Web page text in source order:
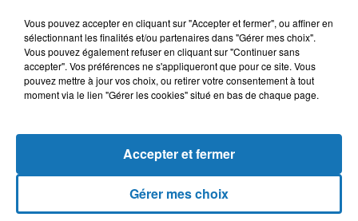
Vous pouvez accepter en cliquant sur "Accepter et fermer", ou affiner en
sélectionnant les finalités et/ou partenaires dans "Gérer mes choix".
Vous pouvez également refuser en cliquant sur "Continuer sans
accepter". Vos préférences ne s'appliqueront que pour ce site. Vous
pouvez mettre à jour vos choix, ou retirer votre consentement à tout
moment via le lien "Gérer les cookies" situé en bas de chaque page.
Gérer mes choix
Accepter et fermer